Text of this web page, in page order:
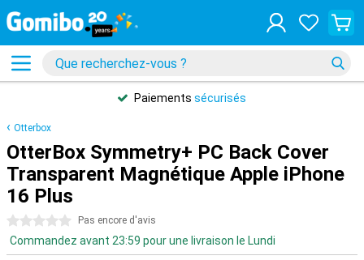
Paiements sécurisés
Otterbox
OtterBox Symmetry+ PC Back Cover
Transparent Magnétique Apple iPhone
16 Plus
0 étoiles Pas encore d'avis
Commandez avant 23:59 pour une livraison le Lundi